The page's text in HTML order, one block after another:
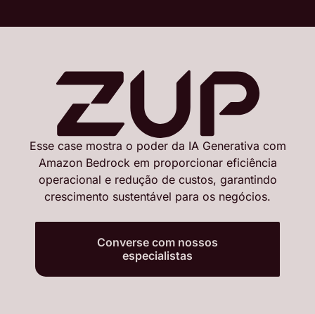
Esse case mostra o poder da IA Generativa com
Amazon Bedrock em proporcionar eficiência
operacional e redução de custos, garantindo
crescimento sustentável para os negócios.
Converse com nossos
especialistas